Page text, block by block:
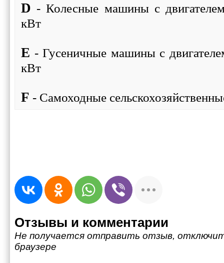
D - Колесные машины с
кВт
E - Гусеничные машины с
кВт
F - Самоходные
Отзывы и комментарии
Не получается отправить отзыв,
браузере